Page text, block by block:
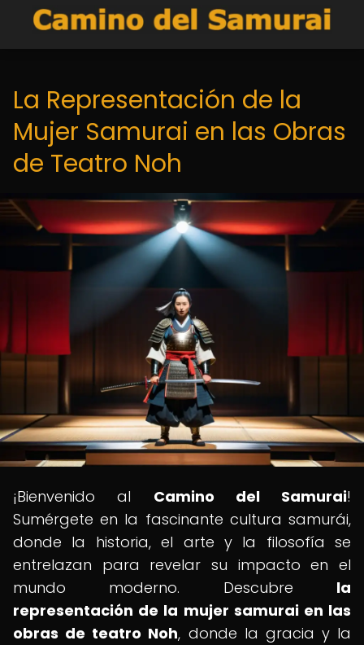
La Representación de la
Mujer Samurai en las Obras
de Teatro Noh
¡Bienvenido al Camino del Samurai!
Sumérgete en la fascinante cultura samurái,
donde la historia, el arte y la filosofía se
entrelazan para revelar su impacto en el
mundo moderno. Descubre la
representación de la mujer samurai en las
obras de teatro Noh, donde la gracia y la